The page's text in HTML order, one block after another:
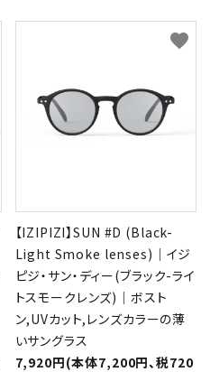
【IZIPIZI】SUN #D (Black-
Light Smoke lenses)｜イジ
ピジ・サン・ディー(ブラック-ライ
トスモークレンズ)｜ボスト
ン,UVカット,レンズカラーの薄
いサングラス
7,920円(本体7,200円、税720
favorite